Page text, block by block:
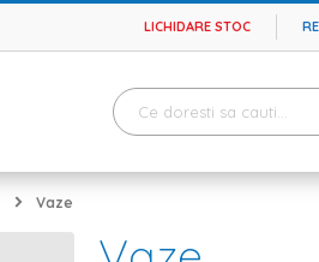
LICHIDARE STOC
Vaze